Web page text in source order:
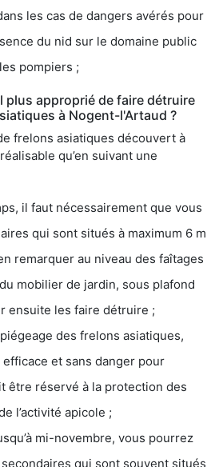
les cas de dangers avérés pour
du nid sur le domaine public
pompiers ;
plus approprié de faire détruire
à Nogent-l'Artaud ?
frelons asiatiques découvert à
qu’en suivant une
il faut nécessairement que vous
qui sont situés à maximum 6 m
remarquer au niveau des faîtages
mobilier de jardin, sous plafond
ensuite les faire détruire ;
des frelons asiatiques,
efficace et sans danger pour
être réservé à la protection des
l’activité apicole ;
mi-novembre, vous pourrez
qui sont souvent situés